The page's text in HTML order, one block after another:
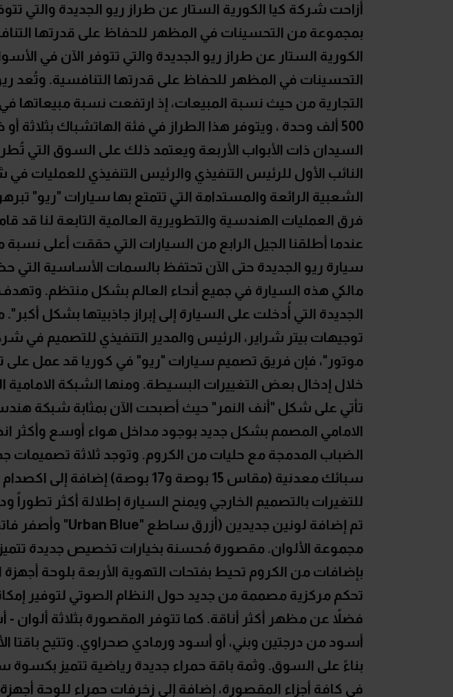
أزاحت شركة كيا الكورية الستار عن طراز ريو الجديدة والتي
بمجموعة من التحسينات في المظهر للحفاظ على قدرتها
الكورية الستار عن طراز ريو الجديدة والتي تتوفر الآن في
التحسينات في المظهر للحفاظ على قدرتها التنافسية. وتُعد
500 ألف وحدة ، ويتوفر هذا الطراز في فئة الهاتشباك بثلاثة
السيدان ذات الأبواب الأربعة ويعتمد ذلك على السوق التي
النائب الأول للرئيس التنفيذي والرئيس التنفيذي للعمليات
الشعبية الرائعة والمستدامة التي تتمتع بها سيارات "ريو"
فرق العمليات الهندسية والتطويرية العالمية التابعة لنا قد
سيارة ريو الجديدة حتى الآن تحتفظ بالسمات الأساسية التي
مالكي هذه السيارة في جميع أنحاء العالم بشكل منتظم.
الجديدة التي أُدخلت على السيارة إلى إبراز جاذبيتها بشكل
توجيهات بيتر شراير، الرئيس والمدير التنفيذي للتصميم في
موتور"، فإن فريق تصميم سيارات "ريو" في كوريا قد عمل
خلال إدخال بعض التغييرات البسيطة. ومنها الشبكة الامامية
تأتي على شكل "أنف النمر" حيث أصبحت الآن بمثابة شبكة
الامامي المصمم بشكل جديد بوجود مداخل هواء أوسع وأكثر
الضباب المدمجة مع حليات من الكروم. وتوجد ثلاثة تصميمات
سبائك معدنية (مقاس 15 بوصة و17 بوصة)
للتغيرات بالتصميم الخارجي ويمنح السيارة إطلالة أكثر تطوراً
مجموعة الألوان. مقصورة مُحسنة بخيارات تخصيص جديدة
بإضافات من الكروم تحيط بفتحات التهوية الأربعة بلوحة
تحكم مركزية مصممة من جديد حول النظام الصوتي لتوفير
فضلاً عن مظهر أكثر أناقة. كما تتوفر المقصورة بثلاثة ألوان
أسود من درجتين وبني، أو أسود ورمادي صحراوي. وتتيح باقتا
بناءً على السوق. وثمة باقة حمراء جديدة رياضية تتميز بكسوة
في كافة أجزاء المقصورة، إضافة إلى زخرفات حمراء للوحة